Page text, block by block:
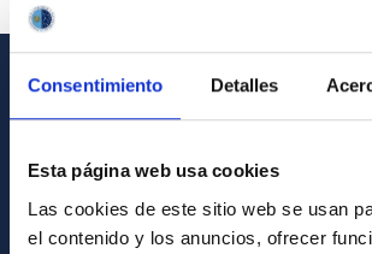
Consentimiento Detalles
Esta página web usa cookies
Las cookies de este sitio web se usan
el contenido y los anuncios, ofrecer
How to get to the IAC
List of personnel